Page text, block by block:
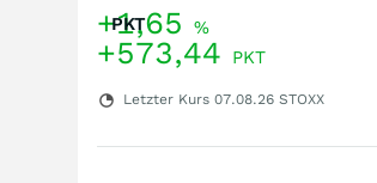
PKT
+1,65 %
+573,44 PKT
Letzter Kurs 07.08.26 STOXX